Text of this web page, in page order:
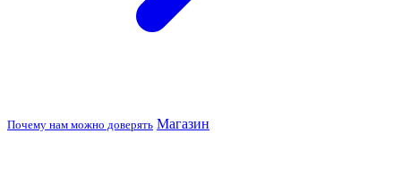
Почему нам можно доверять Магазин